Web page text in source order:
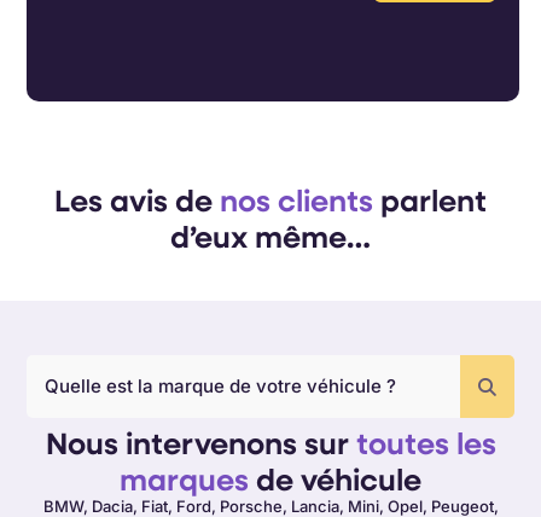
Les avis de nos clients parlent
d’eux même…
Nous intervenons sur toutes les
marques de véhicule
BMW, Dacia, Fiat, Ford, Porsche, Lancia, Mini, Opel, Peugeot,